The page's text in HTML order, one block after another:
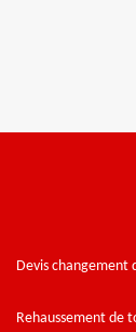
Devis changement
Rehaussement de